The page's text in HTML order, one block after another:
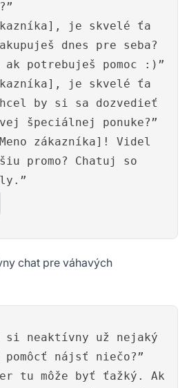
je skvelé ťa
dnes pre seba?
potrebuješ pomoc :)”
je skvelé ťa
by si sa dozvedieť
špeciálnej ponuke?”
zákazníka]! Videl
promo? Chatuj so
chat pre váhavých
si neaktívny už nejaký
pomôcť nájsť niečo?”
tu môže byť ťažký. Ak